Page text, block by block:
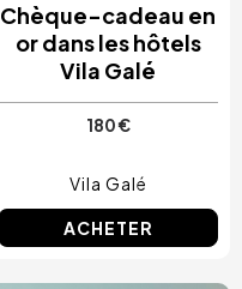
Chèque-cadeau en
or dans les hôtels
Vila Galé
180 €
Vila Galé
ACHETER